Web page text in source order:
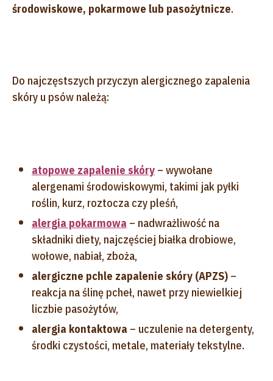
środowiskowe, pokarmowe lub pasożytnicze.
Do najczęstszych przyczyn alergicznego zapalenia
skóry u psów należą:
atopowe zapalenie skóry – wywołane
alergenami środowiskowymi, takimi jak pyłki
roślin, kurz, roztocza czy pleśń,
alergia pokarmowa – nadwrażliwość na
składniki diety, najczęściej białka drobiowe,
wołowe, nabiał, zboża,
alergiczne pchle zapalenie skóry (APZS) –
reakcja na ślinę pcheł, nawet przy niewielkiej
liczbie pasożytów,
alergia kontaktowa – uczulenie na detergenty,
środki czystości, metale, materiały tekstylne.